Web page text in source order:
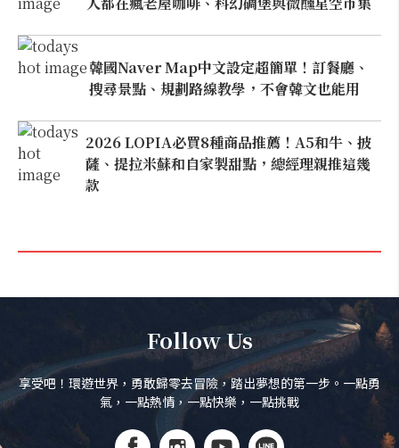
韓國Naver Map中文設定超簡單！訂餐廳、
搜尋景點、規劃路線教學，不會韓文也能用
2026 LOPIA必買8種商品推薦！A5和牛、披
薩、提拉米蘇和自家製甜點，總經理親推這幾
款
Follow Us
享受吧！環遊世界，勇敢歸零去冒險，踏出夢想的第一步。一點勇
氣，一點熱情，一點快樂，一點挑戰